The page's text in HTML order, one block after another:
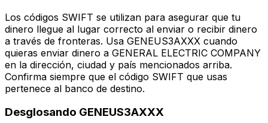
Los códigos SWIFT se utilizan para asegurar que tu
dinero llegue al lugar correcto al enviar o recibir dinero
a través de fronteras. Usa GENEUS3AXXX cuando
quieras enviar dinero a GENERAL ELECTRIC COMPANY
en la dirección, ciudad y país mencionados arriba.
Confirma siempre que el código SWIFT que usas
pertenece al banco de destino.
Desglosando GENEUS3AXXX